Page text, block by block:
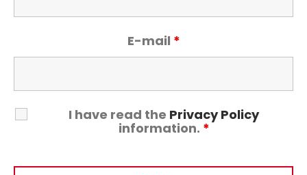
E-mail *
I have read the Privacy Policy
information. *